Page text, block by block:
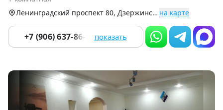
9
Ленинградский проспект 80, Дзержинский р-н на карте
+7 (906) 637-86-67 показать